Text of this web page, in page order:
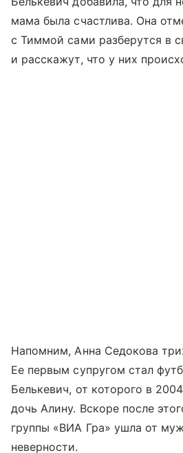
мама была счастлива. Она
с Тиммой сами разберутся в
и расскажут, что у них
Напомним, Анна Седокова
Ее первым супругом стал
Белькевич, от которого в
дочь Алину. Вскоре после
группы «ВИА Гра» ушла от
неверности.